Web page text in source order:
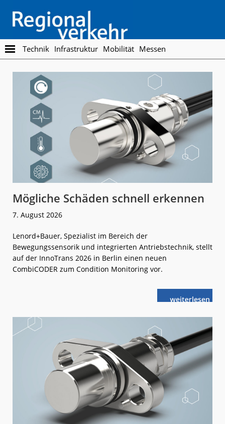
main
content
footer
Regionalverkehr
Die
Fachzeitschrift
Öffentlichen
Personennahverkehr
Technik Infrastruktur Mobilität Messen
Mögliche Schäden schnell erkennen
7. August 2026
Lenord+Bauer, Spezialist im Bereich der
Bewegungssensorik und integrierten Antriebstechnik, stellt
auf der InnoTrans 2026 in Berlin einen neuen
CombiCODER zum Condition Monitoring vor.
weiterlese
nMögliche
erkennen